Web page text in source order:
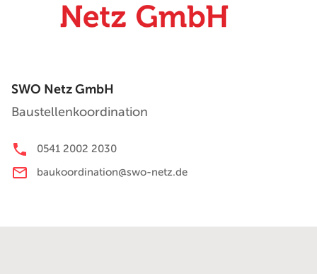
SWO Netz GmbH
Baustellenkoordination
0541 2002 2030
baukoordination@swo-netz.de